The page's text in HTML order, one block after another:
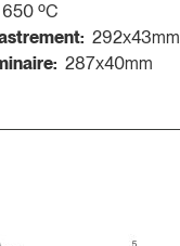
650 ºC
292x43mm
287x40mm